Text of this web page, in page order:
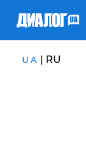
UA | RU